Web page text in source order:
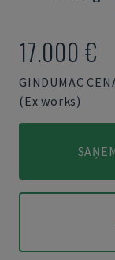
17.000 €
GINDUMAC
(Ex works)